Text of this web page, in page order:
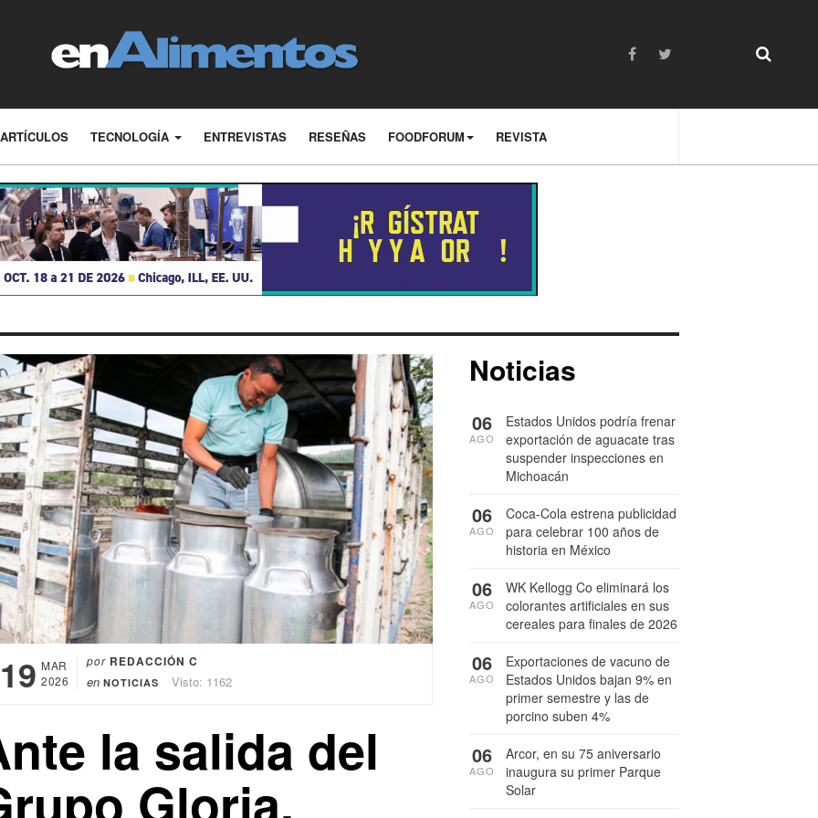
ARTÍCULOS TECNOLOGÍA ENTREVISTAS RESEÑAS FOODFORUM REVISTA
19 MAR
2026
por REDACCIÓN C
en NOTICIAS Visto: 1162
la salida del
Gloria,
Noticias
Estados Unidos podría frenar
exportación de aguacate tras
suspender inspecciones en
Michoacán
06
AGO
Coca-Cola estrena publicidad
para celebrar 100 años de
historia en México
06
AGO
WK Kellogg Co eliminará los
colorantes artificiales en sus
cereales para finales de 2026
06
AGO
Exportaciones de vacuno de
Estados Unidos bajan 9% en
primer semestre y las de
porcino suben 4%
06
AGO
Arcor, en su 75 aniversario
inaugura su primer Parque
Solar
06
AGO